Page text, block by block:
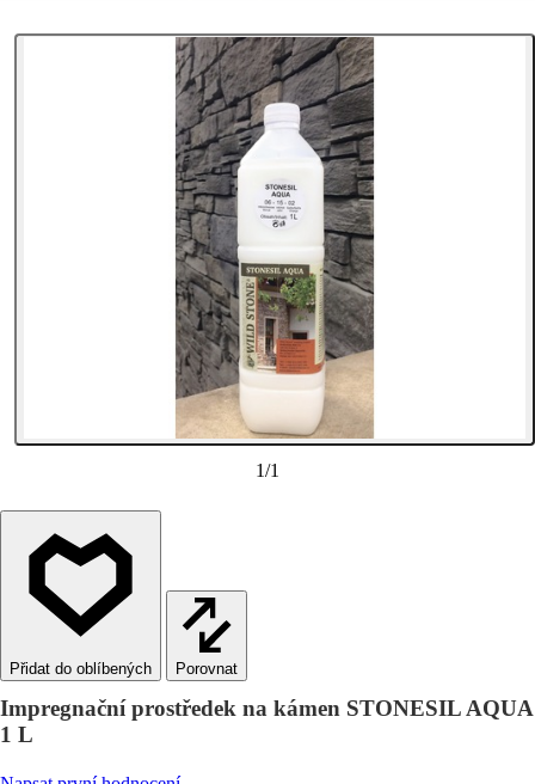
1/1
Porovnat
Impregnační prostředek na kámen STONESIL AQUA
1 L